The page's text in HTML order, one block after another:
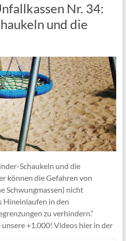
Nr. 34:
und die
Schaukeln und die
können die Gefahren von
Schwungmassen) nicht
Hineinlaufen in den
zu verhindern.“
+1.000! Videos hier in der